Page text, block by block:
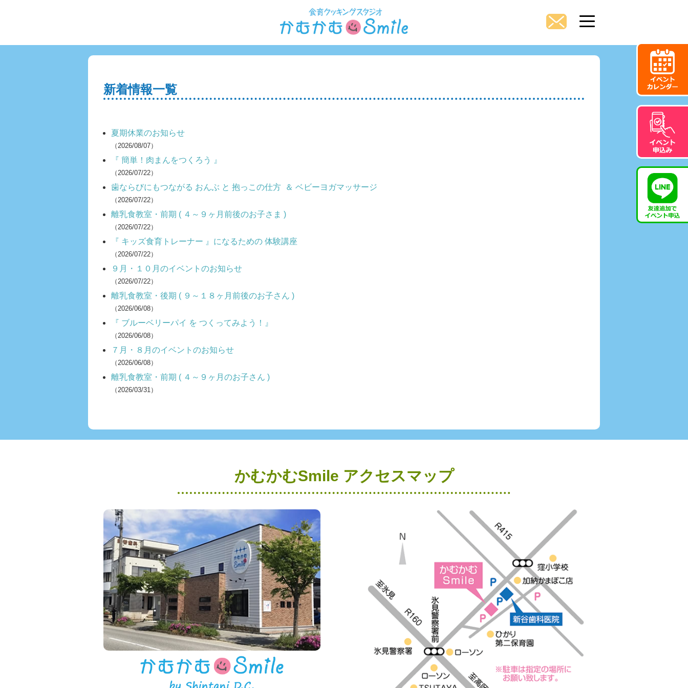
新着情報一覧
夏期休業のお知らせ
（2026/08/07）
『 簡単！肉まんをつくろう 』
（2026/07/22）
歯ならびにもつながる おんぶ と 抱っこの仕方 ＆ ベビーヨガマッサージ
（2026/07/22）
離乳食教室・前期 ( ４～９ヶ月前後のお子さま )
（2026/07/22）
『 キッズ食育トレーナー 』になるための 体験講座
（2026/07/22）
９月・１０月のイベントのお知らせ
（2026/07/22）
離乳食教室・後期 ( ９～１８ヶ月前後のお子さん )
（2026/06/08）
『 ブルーベリーパイ を つくってみよう！』
（2026/06/08）
７月・８月のイベントのお知らせ
（2026/06/08）
離乳食教室・前期 ( ４～９ヶ月のお子さん )
（2026/03/31）
かむかむSmile アクセスマップ